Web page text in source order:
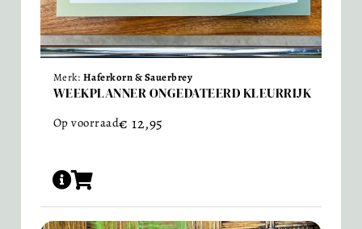
Merk: Haferkorn & Sauerbrey
WEEKPLANNER ONGEDATEERD KLEURRIJK
Op voorraad€ 12,95